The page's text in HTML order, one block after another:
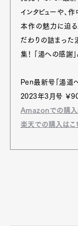
インタビューや、
本作の魅力に迫る
だわりの詰まった
集！ 「湯への感謝
Pen最新号「湯道へ
2023年3月号 ￥
Amazonでの購入
楽天での購入はこ